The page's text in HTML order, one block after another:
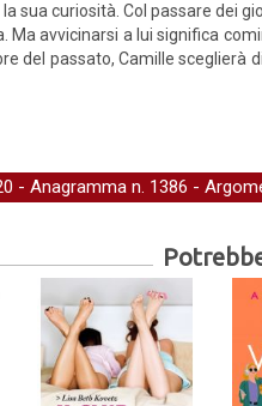
sua curiosità. Col passare dei
Ma avvicinarsi a lui significa
del passato, Camille
- Anagramma n. 1386 -